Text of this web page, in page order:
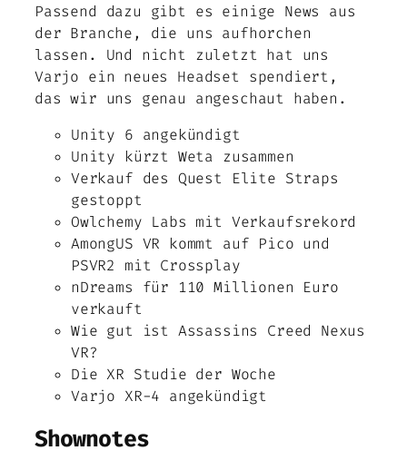
Passend dazu gibt es einige News aus
der Branche, die uns aufhorchen
lassen. Und nicht zuletzt hat uns
Varjo ein neues Headset spendiert,
das wir uns genau angeschaut haben.
Unity 6 angekündigt
Unity kürzt Weta zusammen
Verkauf des Quest Elite Straps
gestoppt
Owlchemy Labs mit Verkaufsrekord
AmongUS VR kommt auf Pico und
PSVR2 mit Crossplay
nDreams für 110 Millionen Euro
verkauft
Wie gut ist Assassins Creed Nexus
VR?
Die XR Studie der Woche
Varjo XR-4 angekündigt
Shownotes